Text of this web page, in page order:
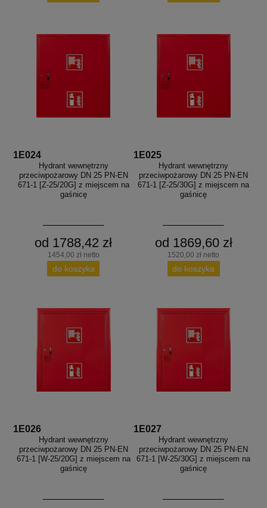
1E024
Hydrant wewnętrzny
przeciwpożarowy DN 25 PN-EN
671-1 [Z-25/20G] z miejscem na
gaśnicę
od 1788,42 zł
1454,00 zł netto
do koszyka
1E025
Hydrant wewnętrzny
przeciwpożarowy DN 25 PN-EN
671-1 [Z-25/30G] z miejscem na
gaśnicę
od 1869,60 zł
1520,00 zł netto
do koszyka
1E026
Hydrant wewnętrzny
przeciwpożarowy DN 25 PN-EN
671-1 [W-25/20G] z miejscem na
gaśnicę
1E027
Hydrant wewnętrzny
przeciwpożarowy DN 25 PN-EN
671-1 [W-25/30G] z miejscem na
gaśnicę